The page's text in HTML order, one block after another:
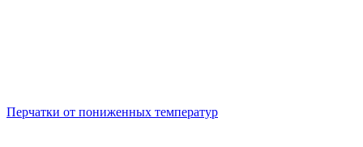
Перчатки от пониженных температур